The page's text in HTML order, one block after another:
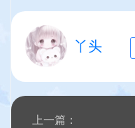
丫头
上一篇：